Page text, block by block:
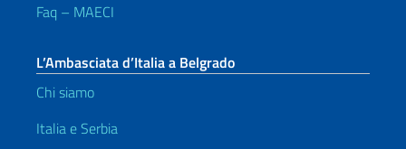
Faq – MAECI
L’Ambasciata d’Italia a Belgrado
Chi siamo
Italia e Serbia